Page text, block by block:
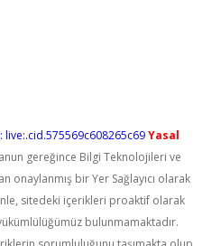
live:.cid.575569c608265c69Yasal
gereğince Bilgi Teknolojileri ve
onaylanmış bir Yer Sağlayıcı olarak
sitedeki içerikleri proaktif olarak
bulunmamaktadır.